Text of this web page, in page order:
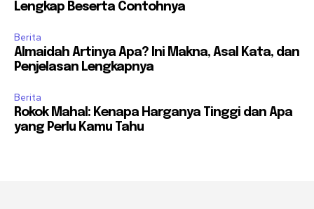
Lengkap Beserta Contohnya
Berita
Almaidah Artinya Apa? Ini Makna, Asal Kata, dan
Penjelasan Lengkapnya
Berita
Rokok Mahal: Kenapa Harganya Tinggi dan Apa
yang Perlu Kamu Tahu